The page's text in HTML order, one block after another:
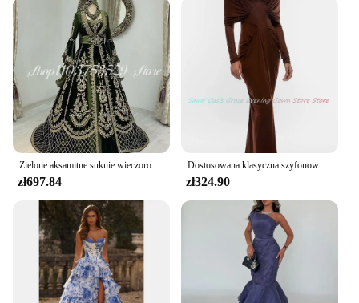
Zielone aksamitne suknie wieczorowe Bliskiego Wschodu z zakładką z długim rękawem Luksusowa aplikacja z koralików Marocca Robe Niestandardowe kamizelki wizytowe
zł697.84
Dostosowana klasyczna szyfonowa suknia wieczorowa o kroju syreny, elegancka, wysoki kołnierz, długie rękawy فساتين سهره نسائيه فخ conference Arabia Saudyjska 2024
zł324.90